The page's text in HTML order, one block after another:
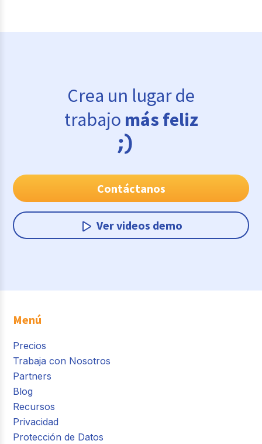
Crea un lugar de
trabajo más feliz
Contáctanos
Ver videos demo
Menú
Precios
Trabaja con Nosotros
Partners
Blog
Recursos
Privacidad
Protección de Datos